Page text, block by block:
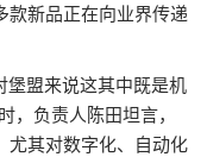
款新品正在向业界传递
盟来说这其中既是机
，负责人陈田坦言，
尤其对数字化、自动化